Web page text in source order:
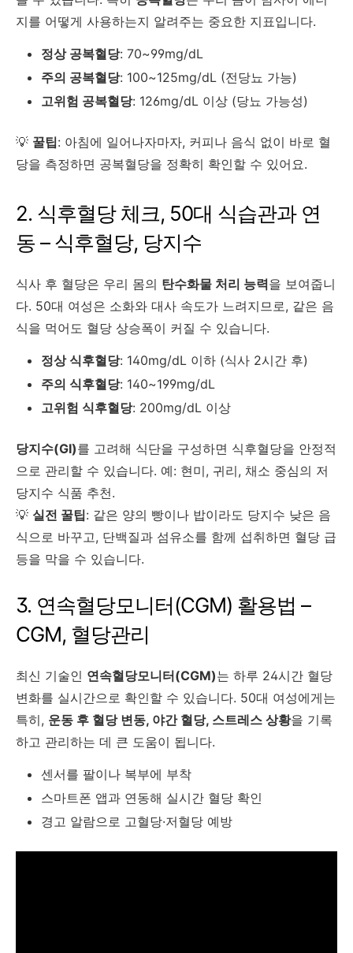
지를 어떻게 사용하는지 알려주는 중요한 지표입니다.
정상 공복혈당: 70~99mg/dL
주의 공복혈당: 100~125mg/dL (전당뇨 가능)
고위험 공복혈당: 126mg/dL 이상 (당뇨 가능성)
💡 꿀팁: 아침에 일어나자마자, 커피나 음식 없이 바로 혈
당을 측정하면 공복혈당을 정확히 확인할 수 있어요.
2. 식후혈당 체크, 50대 식습관과 연
동 – 식후혈당, 당지수
식사 후 혈당은 우리 몸의 탄수화물 처리 능력을 보여줍니
다. 50대 여성은 소화와 대사 속도가 느려지므로, 같은 음
식을 먹어도 혈당 상승폭이 커질 수 있습니다.
정상 식후혈당: 140mg/dL 이하 (식사 2시간 후)
주의 식후혈당: 140~199mg/dL
고위험 식후혈당: 200mg/dL 이상
당지수(GI)를 고려해 식단을 구성하면 식후혈당을 안정적
으로 관리할 수 있습니다. 예: 현미, 귀리, 채소 중심의 저
당지수 식품 추천.
💡 실전 꿀팁: 같은 양의 빵이나 밥이라도 당지수 낮은 음
식으로 바꾸고, 단백질과 섬유소를 함께 섭취하면 혈당 급
등을 막을 수 있습니다.
3. 연속혈당모니터(CGM) 활용법 –
CGM, 혈당관리
최신 기술인 연속혈당모니터(CGM)는 하루 24시간 혈당
변화를 실시간으로 확인할 수 있습니다. 50대 여성에게는
특히, 운동 후 혈당 변동, 야간 혈당, 스트레스 상황을 기록
하고 관리하는 데 큰 도움이 됩니다.
센서를 팔이나 복부에 부착
스마트폰 앱과 연동해 실시간 혈당 확인
경고 알람으로 고혈당·저혈당 예방